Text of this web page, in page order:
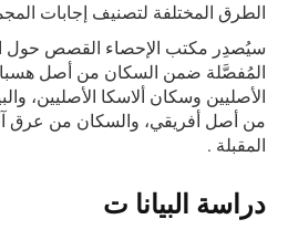
الطرق المختلفة لتصنيف إجابات
سيُصدِر مكتب الإحصاء القصص حول
المُفصَّلة ضمن السكان من أصل
الأصليين وسكان ألاسكا الأصليين،
من أصل أفريقي، والسكان من عرق آخر
المقبلة .
دراسة البيانا ت